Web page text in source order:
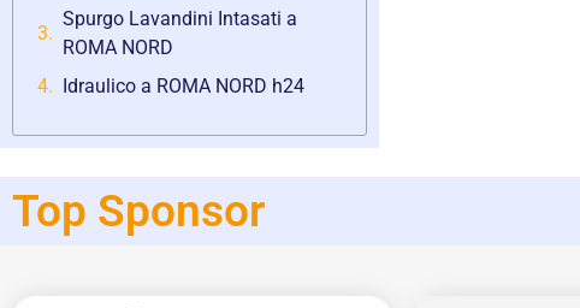
Spurgo Lavandini Intasati a
ROMA NORD
Idraulico a ROMA NORD h24
Top Sponsor